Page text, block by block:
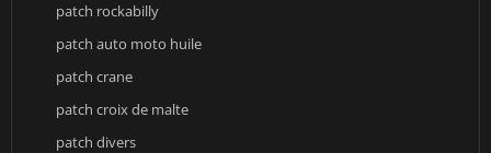
patch rockabilly
patch auto moto huile
patch crane
patch croix de malte
patch divers